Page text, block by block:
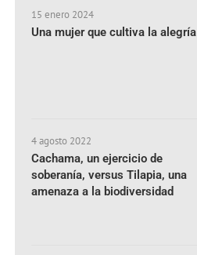
15 enero 2024
Una mujer que cultiva la alegría
4 agosto 2022
Cachama, un ejercicio de
soberanía, versus Tilapia, una
amenaza a la biodiversidad